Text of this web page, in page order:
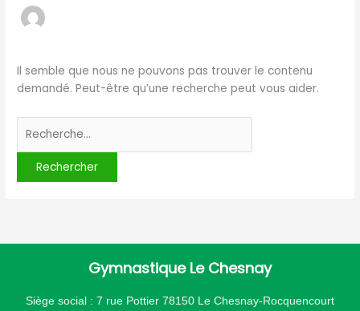
Il semble que nous ne pouvons pas trouver le contenu
demandé. Peut-être qu’une recherche peut vous aider.
Gymnastique Le Chesnay
Siège social : 7 rue Pottier 78150 Le Chesnay-Rocquencourt